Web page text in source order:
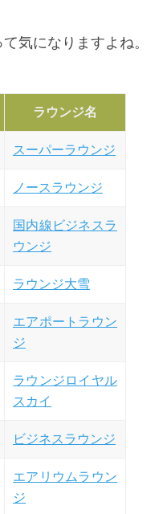
気になりますよね。
ラウンジ名
スーパーラウンジ
ノースラウンジ
国内線ビジネスラ
ウンジ
ラウンジ大雪
エアポートラウン
ジ
ラウンジロイヤル
スカイ
ビジネスラウンジ
エアリウムラウン
ジ